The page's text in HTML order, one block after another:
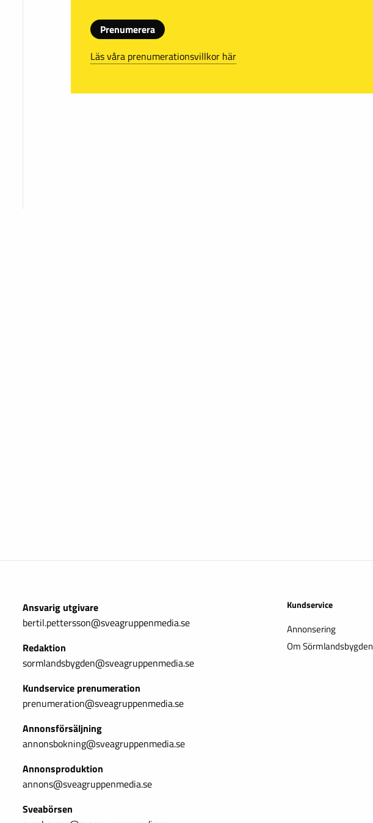
Prenumerera
Läs våra prenumerationsvillkor här
Ansvarig utgivare
bertil.pettersson@sveagruppenmedia.se
Redaktion
sormlandsbygden@sveagruppenmedia.se
Kundservice prenumeration
prenumeration@sveagruppenmedia.se
Annonsförsäljning
annonsbokning@sveagruppenmedia.se
Annonsproduktion
annons@sveagruppenmedia.se
Sveabörsen
Kundservice
Annonsering
Om Sörmlandsbygden